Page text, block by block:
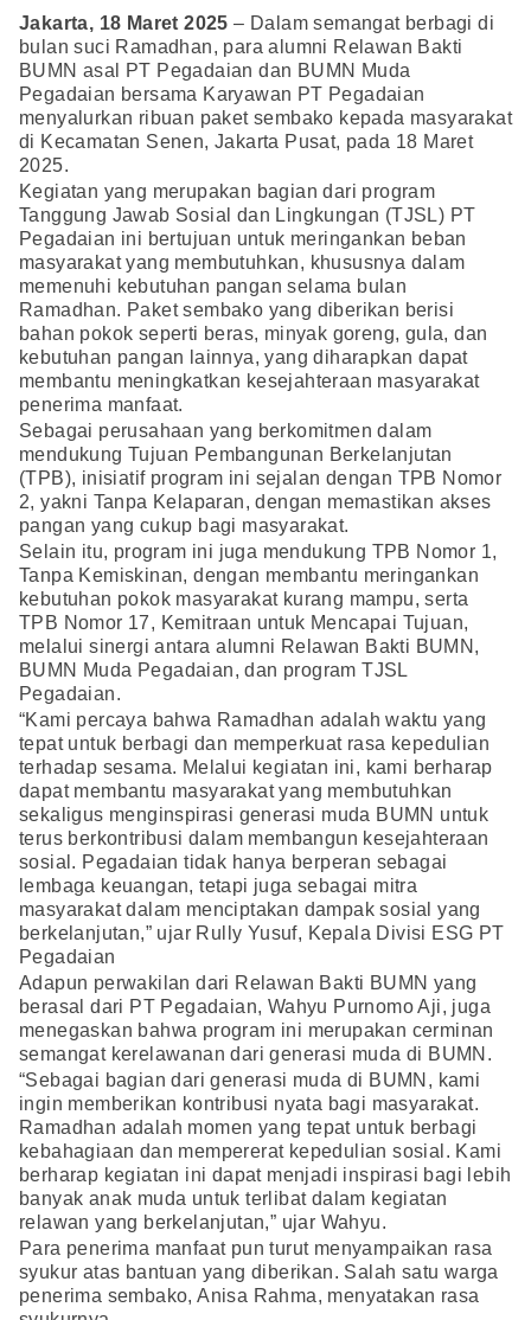
Jakarta, 18 Maret 2025– Dalam semangat berbagi di
bulan suci Ramadhan, para alumni Relawan Bakti
BUMN asal PT Pegadaian dan BUMN Muda
Pegadaian bersama Karyawan PT Pegadaian
menyalurkan ribuan paket sembako kepada masyarakat
di Kecamatan Senen, Jakarta Pusat, pada 18 Maret
2025.
Kegiatan yang merupakan bagian dari program
Tanggung Jawab Sosial dan Lingkungan (TJSL) PT
Pegadaian ini bertujuan untuk meringankan beban
masyarakat yang membutuhkan, khususnya dalam
memenuhi kebutuhan pangan selama bulan
Ramadhan. Paket sembako yang diberikan berisi
bahan pokok seperti beras, minyak goreng, gula, dan
kebutuhan pangan lainnya, yang diharapkan dapat
membantu meningkatkan kesejahteraan masyarakat
penerima manfaat.
Sebagai perusahaan yang berkomitmen dalam
mendukung Tujuan Pembangunan Berkelanjutan
(TPB), inisiatif program ini sejalan dengan TPB Nomor
2, yakni Tanpa Kelaparan, dengan memastikan akses
pangan yang cukup bagi masyarakat.
Selain itu, program ini juga mendukung TPB Nomor 1,
Tanpa Kemiskinan, dengan membantu meringankan
kebutuhan pokok masyarakat kurang mampu, serta
TPB Nomor 17, Kemitraan untuk Mencapai Tujuan,
melalui sinergi antara alumni Relawan Bakti BUMN,
BUMN Muda Pegadaian, dan program TJSL
Pegadaian.
“Kami percaya bahwa Ramadhan adalah waktu yang
tepat untuk berbagi dan memperkuat rasa kepedulian
terhadap sesama. Melalui kegiatan ini, kami berharap
dapat membantu masyarakat yang membutuhkan
sekaligus menginspirasi generasi muda BUMN untuk
terus berkontribusi dalam membangun kesejahteraan
sosial. Pegadaian tidak hanya berperan sebagai
lembaga keuangan, tetapi juga sebagai mitra
masyarakat dalam menciptakan dampak sosial yang
berkelanjutan,” ujar Rully Yusuf, Kepala Divisi ESG PT
Pegadaian
Adapun perwakilan dari Relawan Bakti BUMN yang
berasal dari PT Pegadaian, Wahyu Purnomo Aji, juga
menegaskan bahwa program ini merupakan cerminan
semangat kerelawanan dari generasi muda di BUMN.
“Sebagai bagian dari generasi muda di BUMN, kami
ingin memberikan kontribusi nyata bagi masyarakat.
Ramadhan adalah momen yang tepat untuk berbagi
kebahagiaan dan mempererat kepedulian sosial. Kami
berharap kegiatan ini dapat menjadi inspirasi bagi lebih
banyak anak muda untuk terlibat dalam kegiatan
relawan yang berkelanjutan,” ujar Wahyu.
Para penerima manfaat pun turut menyampaikan rasa
syukur atas bantuan yang diberikan. Salah satu warga
penerima sembako, Anisa Rahma, menyatakan rasa